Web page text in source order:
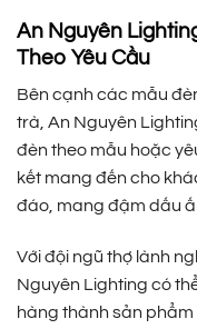
An Nguyên
Theo Yêu Cầu
Bên cạnh các mẫu
trà, An Nguyên
đèn theo mẫu hoặc
kết mang đến cho
đáo, mang đậm dấu
Với đội ngũ thợ lành
Nguyên Lighting có
hàng thành sản